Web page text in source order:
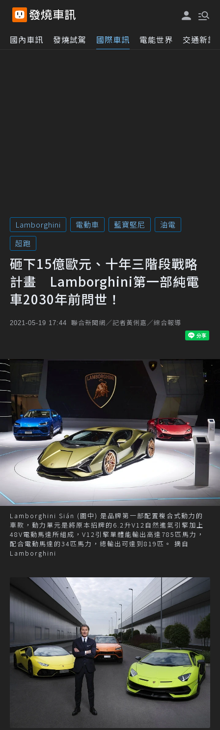
國內車訊 發燒試駕 國際車訊 電能世界 交通新訊
Lamborghini 電動車 藍寶堅尼
油電
超跑
砸下15億歐元、十年三階段戰略
計畫 Lamborghini第一部純電
車2030年前問世！
2021-05-19 17:44 聯合新聞網／記者黃俐嘉／綜合報導
Lamborghini Sián (圖中) 是品牌第一部配置複合式動力的
車款，動力單元是將原本招牌的6.2升V12自然進氣引擎加上
48V電動馬達所組成，V12引擎單體能輸出高達785匹馬力，
配合電動馬達的34匹馬力，總輸出可達到819匹。 摘自
Lamborghini